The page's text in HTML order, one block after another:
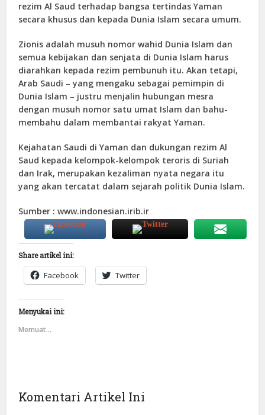
rezim Al Saud terhadap bangsa tertindas Yaman
secara khusus dan kepada Dunia Islam secara umum.
Zionis adalah musuh nomor wahid Dunia Islam dan
semua kebijakan dan senjata di Dunia Islam harus
diarahkan kepada rezim pembunuh itu. Akan tetapi,
Arab Saudi – yang mengaku sebagai pemimpin di
Dunia Islam – justru menjalin hubungan mesra
dengan musuh nomor satu umat Islam dan bahu-
membahu dalam membantai rakyat Yaman.
Kejahatan Saudi di Yaman dan dukungan rezim Al
Saud kepada kelompok-kelompok teroris di Suriah
dan Irak, merupakan kezaliman nyata negara itu
yang akan tercatat dalam sejarah politik Dunia Islam.
Sumber : www.indonesian.irib.ir
Share artikel ini:
Facebook Twitter
Menyukai ini:
Memuat...
Komentari Artikel Ini